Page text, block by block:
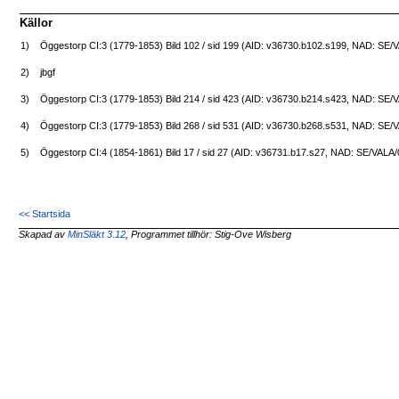
Källor
1) Öggestorp CI:3 (1779-1853) Bild 102 / sid 199 (AID: v36730.b102.s199, NAD: SE/
2) jbgf
3) Öggestorp CI:3 (1779-1853) Bild 214 / sid 423 (AID: v36730.b214.s423, NAD: SE/
4) Öggestorp CI:3 (1779-1853) Bild 268 / sid 531 (AID: v36730.b268.s531, NAD: SE/
5) Öggestorp CI:4 (1854-1861) Bild 17 / sid 27 (AID: v36731.b17.s27, NAD: SE/VALA/
<< Startsida
Skapad avMinSläkt 3.12 , Programmet tillhör: Stig-Ove Wisberg